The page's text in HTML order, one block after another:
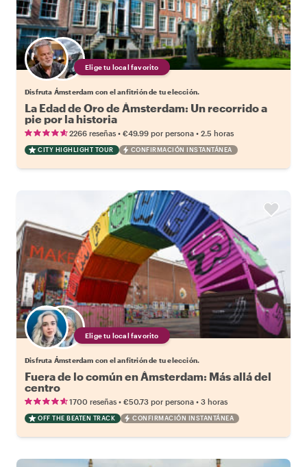
Elige tu local favorito
Disfruta Ámsterdam con el anfitrión de tu elección.
La Edad de Oro de Ámsterdam: Un recorrido a
pie por la historia
2266 reseñas • €49.99 por persona • 2.5 horas
CITY HIGHLIGHT TOUR CONFIRMACIÓN INSTANTÁNEA
Elige tu local favorito
Disfruta Ámsterdam con el anfitrión de tu elección.
Fuera de lo común en Ámsterdam: Más allá del
centro
1700 reseñas • €50.73 por persona • 3 horas
OFF THE BEATEN TRACK CONFIRMACIÓN INSTANTÁNEA